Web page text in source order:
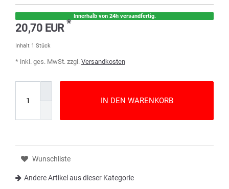
Innerhalb von 24h versandfertig.
20,70 EUR*
Inhalt 1 Stück
* inkl. ges. MwSt. zzgl. Versandkosten
IN DEN WARENKORB
Wunschliste
Andere Artikel aus dieser Kategorie